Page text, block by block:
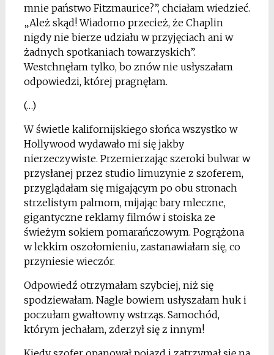
mnie państwo Fitzmaurice?”, chciałam wiedzieć.
„Ależ skąd! Wiadomo przecież, że Chaplin
nigdy nie bierze udziału w przyjęciach ani w
żadnych spotkaniach towarzyskich”.
Westchnęłam tylko, bo znów nie usłyszałam
odpowiedzi, której pragnęłam.
(…)
W świetle kalifornijskiego słońca wszystko w
Hollywood wydawało mi się jakby
nierzeczywiste. Przemierzając szeroki bulwar w
przysłanej przez studio limuzynie z szoferem,
przyglądałam się migającym po obu stronach
strzelistym palmom, mijając bary mleczne,
gigantyczne reklamy filmów i stoiska ze
świeżym sokiem pomarańczowym. Pogrążona
w lekkim oszołomieniu, zastanawiałam się, co
przyniesie wieczór.
Odpowiedź otrzymałam szybciej, niż się
spodziewałam. Nagle bowiem usłyszałam huk i
poczułam gwałtowny wstrząs. Samochód,
którym jechałam, zderzył się z innym!